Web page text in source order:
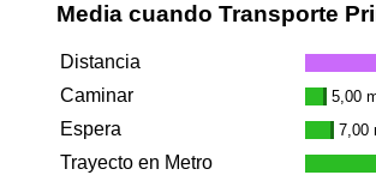
Media cuando Transporte
Distancia
Caminar 5,00
Espera 7,00
Trayecto en Metro